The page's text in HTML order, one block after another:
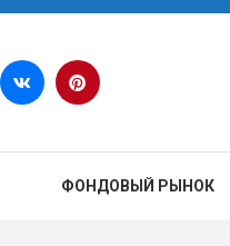
Перейти к содержимому
ФОНДОВЫЙ РЫНОК